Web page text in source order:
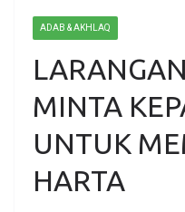
ADAB & AKHLAQ
MINTA
UNTUK
HARTA